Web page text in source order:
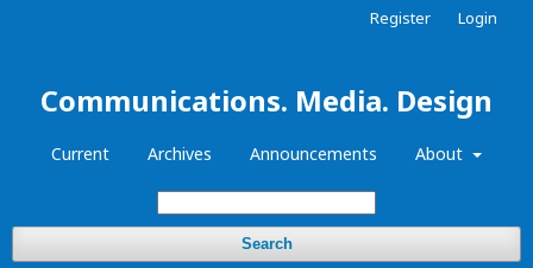
Communications. Media. Design
Current Archives Announcements About
Search
Register Login